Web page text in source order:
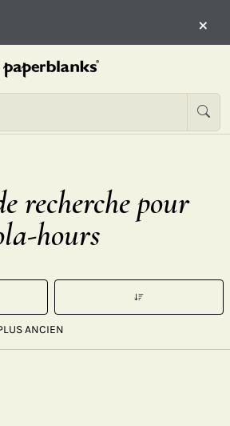
×
recherche pour
hours
ANCIEN